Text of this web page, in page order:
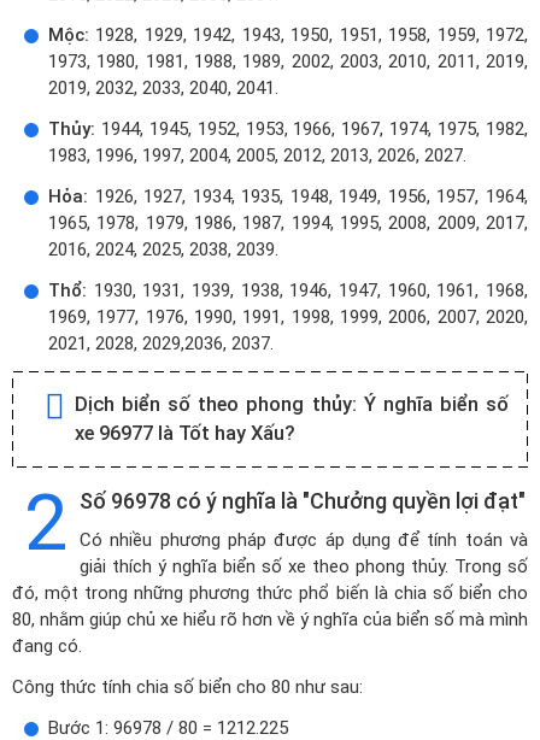
Mộc: 1928, 1929, 1942, 1943, 1950, 1951, 1958, 1959, 1972,
1973, 1980, 1981, 1988, 1989, 2002, 2003, 2010, 2011, 2019,
2019, 2032, 2033, 2040, 2041.
Thủy: 1944, 1945, 1952, 1953, 1966, 1967, 1974, 1975, 1982,
1983, 1996, 1997, 2004, 2005, 2012, 2013, 2026, 2027.
Hỏa: 1926, 1927, 1934, 1935, 1948, 1949, 1956, 1957, 1964,
1965, 1978, 1979, 1986, 1987, 1994, 1995, 2008, 2009, 2017,
2016, 2024, 2025, 2038, 2039.
Thổ: 1930, 1931, 1939, 1938, 1946, 1947, 1960, 1961, 1968,
1969, 1977, 1976, 1990, 1991, 1998, 1999, 2006, 2007, 2020,
2021, 2028, 2029,2036, 2037.
Dịch biển số theo phong thủy: Ý nghĩa biển số
xe 96977 là Tốt hay Xấu?
2 Số 96978 có ý nghĩa là "Chưởng quyền lợi đạt"
Có nhiều phương pháp được áp dụng để tính toán và
giải thích ý nghĩa biển số xe theo phong thủy. Trong số
đó, một trong những phương thức phổ biến là chia số biển cho
80, nhằm giúp chủ xe hiểu rõ hơn về ý nghĩa của biển số mà mình
đang có.
Công thức tính chia số biển cho 80 như sau:
Bước 1: 96978 / 80 = 1212.225